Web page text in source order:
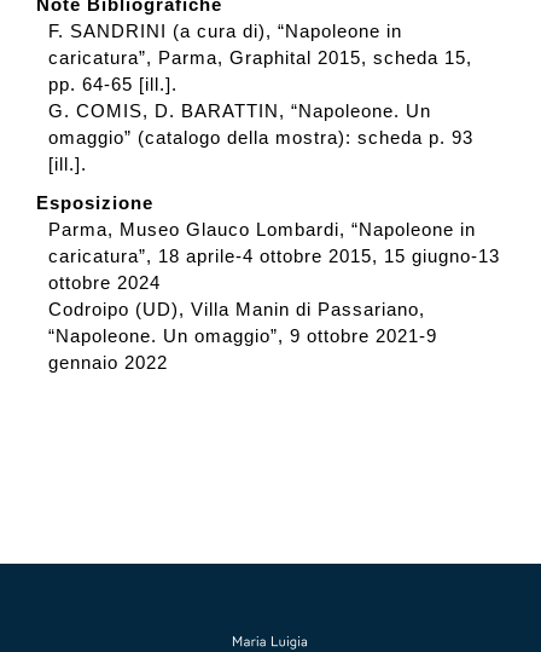
F. SANDRINI (a cura di), “Napoleone in
caricatura”, Parma, Graphital 2015, scheda 15,
pp. 64-65 [ill.].
G. COMIS, D. BARATTIN, “Napoleone. Un
omaggio” (catalogo della mostra): scheda p. 93
[ill.].
Esposizione
Parma, Museo Glauco Lombardi, “Napoleone in
caricatura”, 18 aprile-4 ottobre 2015, 15 giugno-13
ottobre 2024
Codroipo (UD), Villa Manin di Passariano,
“Napoleone. Un omaggio”, 9 ottobre 2021-9
gennaio 2022